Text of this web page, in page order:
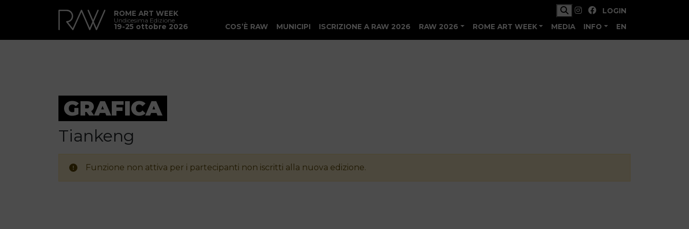
ROME ART WEEK
Undicesima Edizione
19-25 ottobre 2026
LOGIN
COS’È RAW
MUNICIPI ISCRIZIONE A RAW 2026 RAW 2026 ROME ART WEEK MEDIA INFO EN
GRAFICA
Tiankeng
Funzione non attiva per i partecipanti non iscritti alla nuova edizione.